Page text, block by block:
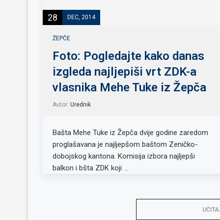
28 DEC, 2014
ŽEPČE
Foto: Pogledajte kako danas
izgleda najljepiši vrt ZDK-a
vlasnika Mehe Tuke iz Žepča
Autor: Urednik
Bašta Mehe Tuke iz Žepča dvije godine zaredom
proglašavana je najljepšom baštom Zeničko-
dobojskog kantona. Komisija izbora najljepši
balkon i bšta ZDK koji …